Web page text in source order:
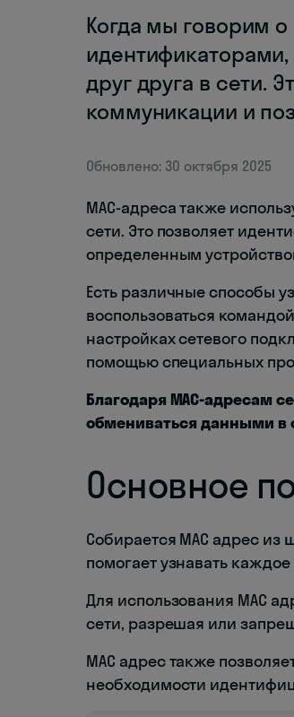
Когда мы говорим
друг друга в сети.
коммуникации и
Обновлено: 30 октября 2025
MAC-адреса также
сети. Это позволяет
определенным
Есть различные способы
воспользоваться
настройках сетевого
помощью специальных
Благодаря MAC-адресам
обмениваться данными в
Основное
Собирается МАС адрес из
помогает узнавать каждое
Для использования МАС
сети, разрешая или
МАС адрес также
необходимости